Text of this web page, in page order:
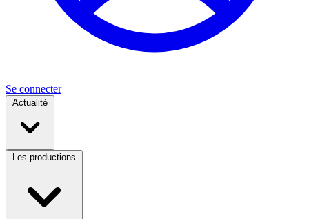
Se connecter
Actualité
Les productions